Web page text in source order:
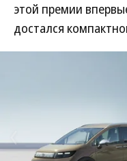
этой премии
достался